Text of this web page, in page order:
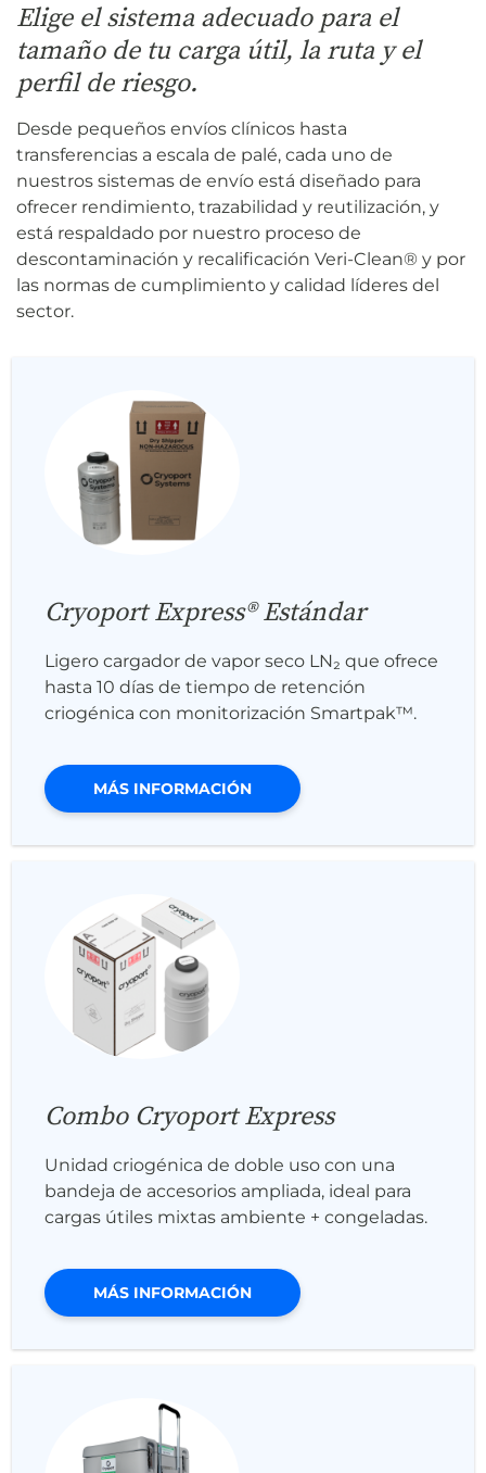
Elige el sistema adecuado para el
tamaño de tu carga útil, la ruta y el
perfil de riesgo.
Desde pequeños envíos clínicos hasta
transferencias a escala de palé, cada uno de
nuestros sistemas de envío está diseñado para
ofrecer rendimiento, trazabilidad y reutilización, y
está respaldado por nuestro proceso de
descontaminación y recalificación Veri-Clean® y por
las normas de cumplimiento y calidad líderes del
sector.
Cryoport Express® Estándar
Ligero cargador de vapor seco LN₂ que ofrece
hasta 10 días de tiempo de retención
criogénica con monitorización Smartpak™.
MÁS INFORMACIÓN
Combo Cryoport Express
Unidad criogénica de doble uso con una
bandeja de accesorios ampliada, ideal para
cargas útiles mixtas ambiente + congeladas.
MÁS INFORMACIÓN